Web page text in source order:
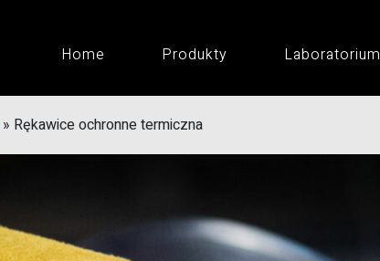
Home
Produkty Laboratorium
» Rękawice ochronne termiczna